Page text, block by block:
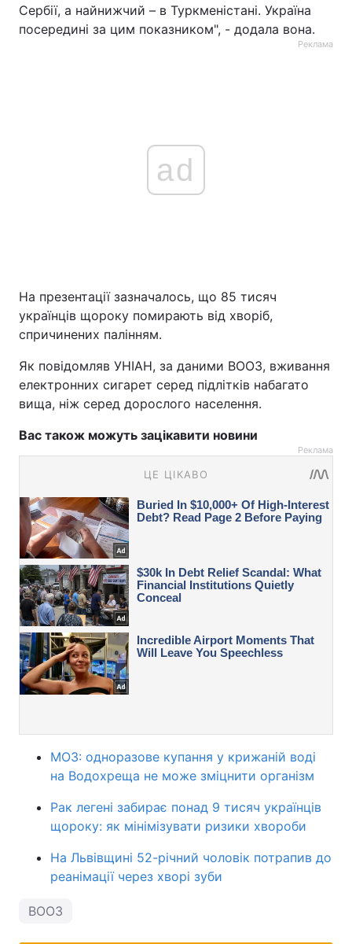
Сербії, а найнижчий – в Туркменістані. Україна
посередині за цим показником", - додала вона.
Реклама
ad
На презентації зазначалось, що 85 тисяч
українців щороку помирають від хворіб,
спричинених палінням.
Як повідомляв УНІАН, за даними ВООЗ, вживання
електронних сигарет серед підлітків набагато
вища, ніж серед дорослого населення.
Вас також можуть зацікавити новини
Реклама
МОЗ: одноразове купання у крижаній воді
на Водохреща не може зміцнити організм
Рак легені забирає понад 9 тисяч українців
щороку: як мінімізувати ризики хвороби
На Львівщині 52-річний чоловік потрапив до
реанімації через хворі зуби
ВООЗ